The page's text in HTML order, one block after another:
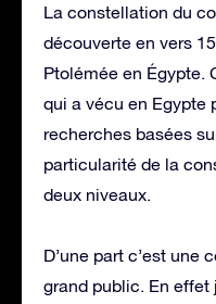
La constellation du
découverte en vers
Ptolémée en Égypte.
qui a vécu en Egypte
recherches basées
particularité de la
deux niveaux.
D’une part c’est une
grand public. En effet